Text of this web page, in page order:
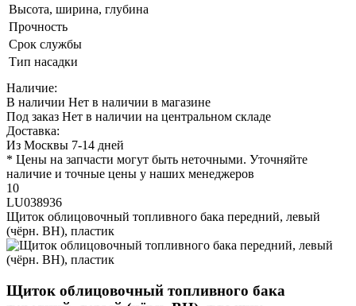
Высота, ширина, глубина
Прочность
Срок службы
Тип насадки
Наличие:
В наличии Нет в наличии в магазине
Под заказ Нет в наличии на центральном складе
Доставка:
Из Москвы 7-14 дней
* Цены на запчасти могут быть неточными. Уточняйте
наличие и точные цены у наших менеджеров
10
LU038936
Щиток облицовочный топливного бака передний, левый
(чёрн. BH), пластик
Щиток облицовочный топливного бака